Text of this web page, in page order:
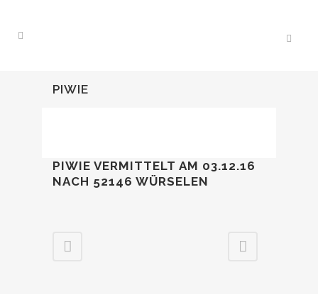
PIWIE
PIWIE VERMITTELT AM 03.12.16
NACH 52146 WÜRSELEN